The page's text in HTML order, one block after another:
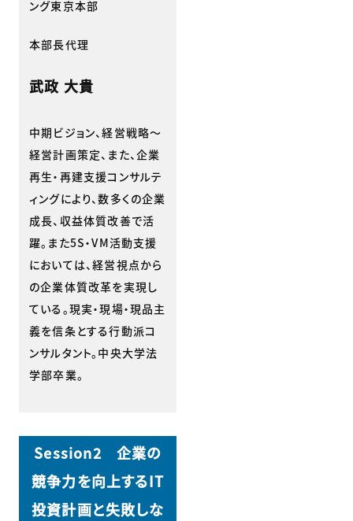
ング東京本部
本部長代理
武政 大貴
中期ビジョン、経営戦略～
経営計画策定、また、企業
再生・再建支援コンサルテ
ィングにより、数多くの企業
成長、収益体質改善で活
躍。また5S・VM活動支援
においては、経営視点から
の企業体質改革を実現し
ている。現実・現場・現品主
義を信条とする行動派コ
ンサルタント。中央大学法
学部卒業。
Session2 企業の
競争力を向上するIT
投資計画と失敗しな